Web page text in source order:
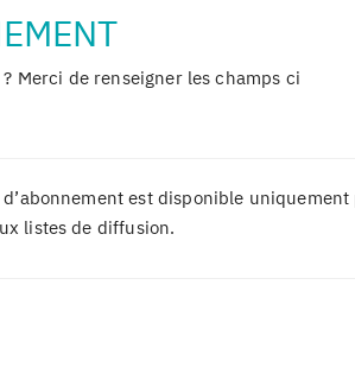
Merci de renseigner les champs ci
est disponible uniquement
listes de diffusion.